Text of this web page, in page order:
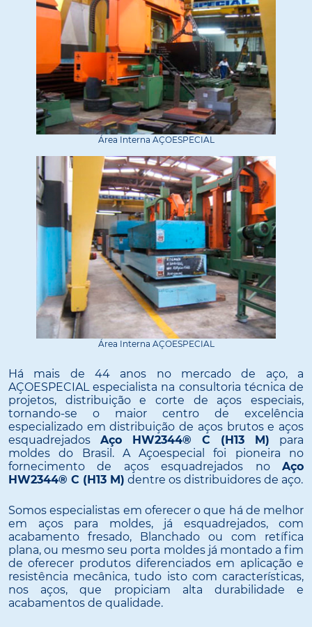
Área Interna AÇOESPECIAL
Área Interna AÇOESPECIAL
Há mais de 44 anos no mercado de aço, a
AÇOESPECIAL especialista na consultoria técnica de
projetos, distribuição e corte de aços especiais,
tornando-se o maior centro de excelência
especializado em distribuição de aços brutos e aços
esquadrejados Aço HW2344® C (H13 M) para
moldes do Brasil. A Açoespecial foi pioneira no
fornecimento de aços esquadrejados no Aço
HW2344® C (H13 M) dentre os distribuidores de aço.
Somos especialistas em oferecer o que há de melhor
em aços para moldes, já esquadrejados, com
acabamento fresado, Blanchado ou com retífica
plana, ou mesmo seu porta moldes já montado a fim
de oferecer produtos diferenciados em aplicação e
resistência mecânica, tudo isto com características,
nos aços, que propiciam alta durabilidade e
acabamentos de qualidade.